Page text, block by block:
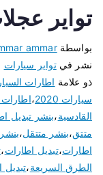
تواير
بواسطةammar
نشر فيتواير سيارات
ذو علامة اطارات
سيارات 2020
،
القادسية،بنشر تبديل
متتق،بنشر متتقل،
اطارات،تبديل اطارات،
الطرق السريعة،